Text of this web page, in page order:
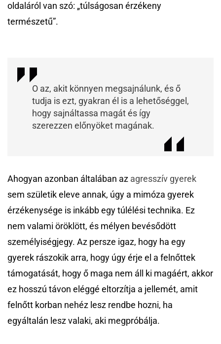
oldaláról van szó: „túlságosan érzékeny
természetű”.
Ő az, akit könnyen megsajnálunk, és ő
tudja is ezt, gyakran él is a lehetőséggel,
hogy sajnáltassa magát és így
szerezzen előnyöket magának.
Ahogyan azonban általában az agresszív gyerek
sem születik eleve annak, úgy a mimóza gyerek
érzékenysége is inkább egy túlélési technika. Ez
nem valami öröklött, és mélyen bevésődött
személyiségjegy. Az persze igaz, hogy ha egy
gyerek rászokik arra, hogy úgy érje el a felnőttek
támogatását, hogy ő maga nem áll ki magáért, akkor
ez hosszú távon eléggé eltorzítja a jellemét, amit
felnőtt korban nehéz lesz rendbe hozni, ha
egyáltalán lesz valaki, aki megpróbálja.